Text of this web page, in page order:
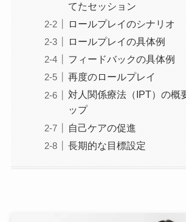
てたセッション
ロールプレイのシナリオ
ロールプレイの具体例
フィードバックの具体例
再度のロールプレイ
対人関係療法（IPT）の概
ップ
自己ケアの促進
長期的な目標設定